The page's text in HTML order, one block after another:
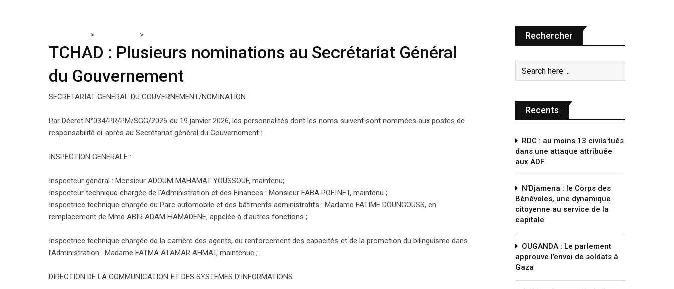
> >
TCHAD : Plusieurs nominations au Secrétariat Général
du Gouvernement
SECRETARIAT GENERAL DU GOUVERNEMENT/NOMINATION
Par Décret N°034/PR/PM/SGG/2026 du 19 janvier 2026, les personnalités dont les noms suivent sont nommées aux postes de
responsabilité ci-après au Secrétariat général du Gouvernement :
INSPECTION GENERALE :
Inspecteur général : Monsieur ADOUM MAHAMAT YOUSSOUF, maintenu;
Inspecteur technique chargée de l’Administration et des Finances : Monsieur FABA POFINET, maintenu ;
Inspectrice technique chargée du Parc automobile et des bâtiments administratifs : Madame FATIME DOUNGOUSS, en
remplacement de Mme ABIR ADAM HAMADENE, appelée à d’autres fonctions ;
Inspectrice technique chargée de la carrière des agents, du renforcement des capacités et de la promotion du bilinguisme dans
l’Administration : Madame FATMA ATAMAR AHMAT, maintenue ;
DIRECTION DE LA COMMUNICATION ET DES SYSTEMES D’INFORMATIONS
Rechercher
Recents
RDC : au moins 13 civils tués
dans une attaque attribuée
aux ADF
N’Djamena : le Corps des
Bénévoles, une dynamique
citoyenne au service de la
capitale
OUGANDA : Le parlement
approuve l’envoi de soldats à
Gaza